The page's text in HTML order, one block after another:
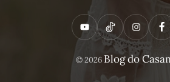
Y
o
T
i
I
n
F
a
© 2026 Blog do